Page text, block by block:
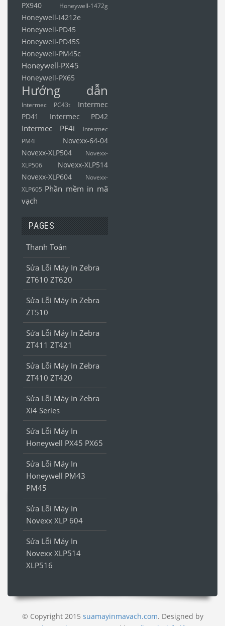
PX940
Honeywell-1472g
Honeywell-I4212e
Honeywell-PD45
Honeywell-PD45S
Honeywell-PM45c
Honeywell-PX45
Honeywell-PX65
Hướng dẫn
Intermec PC43t
Intermec
PD41
Intermec PD42
Intermec PF4i
Intermec
PM4i
Novexx-64-04
Novexx-XLP504
Novexx-
XLP506
Novexx-XLP514
Novexx-XLP604
Novexx-
XLP605 Phần mềm in mã
vạch
PAGES
Thanh Toán
Sửa Lỗi Máy In Zebra
ZT610 ZT620
Sửa Lỗi Máy In Zebra
ZT510
Sửa Lỗi Máy In Zebra
ZT411 ZT421
Sửa Lỗi Máy In Zebra
ZT410 ZT420
Sửa Lỗi Máy In Zebra
Xi4 Series
Sửa Lỗi Máy In
Honeywell PX45 PX65
Sửa Lỗi Máy In
Honeywell PM43
PM45
Sửa Lỗi Máy In
Novexx XLP 604
Sửa Lỗi Máy In
Novexx XLP514
XLP516
© Copyright 2015 suamayinmavach.com. Designed by